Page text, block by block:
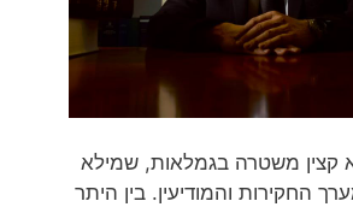
קצין משטרה בגמלאות, שמילא
החקירות והמודיעין. בין היתר